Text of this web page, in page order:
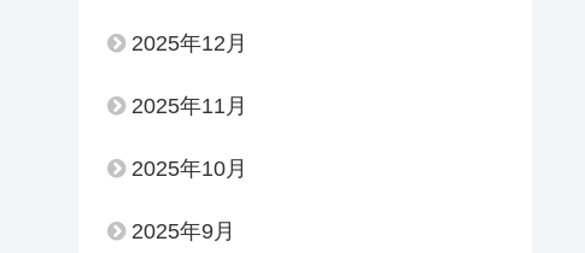
2025年12月
2025年11月
2025年10月
2025年9月